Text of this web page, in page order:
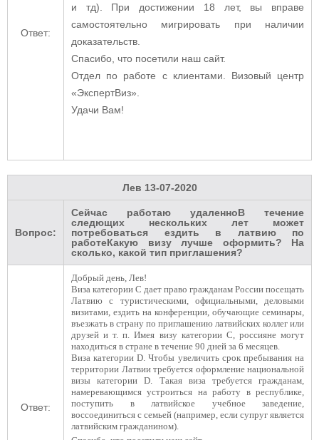
Ответ:
и тд). При достижении 18 лет, вы вправе
самостоятельно мигрировать при наличии
доказательств.
Спасибо, что посетили наш сайт.
Отдел по работе с клиентами. Визовый центр
«ЭкспертВиз».
Удачи Вам!
Лев 13-07-2020
Вопрос:
Сейчас работаю удаленноВ течение
следющих нескольких лет может
потребоваться ездить в латвию по
работеКакую визу лучше оформить? На
сколько, какой тип приглашения?
Ответ:
Добрый день, Лев!
Виза категории С дает право гражданам России посещать
Латвию с туристическими, официальными, деловыми
визитами, ездить на конференции, обучающие семинары,
въезжать в страну по приглашению латвийских коллег или
друзей и т. п. Имея визу категории С, россияне могут
находиться в стране в течение 90 дней за 6 месяцев.
Виза категории D. Чтобы увеличить срок пребывания на
территории Латвии требуется оформление национальной
визы категории D. Такая виза требуется гражданам,
намеревающимся устроиться на работу в республике,
поступить в латвийское учебное заведение,
воссоединиться с семьей (например, если супруг является
латвийским гражданином).